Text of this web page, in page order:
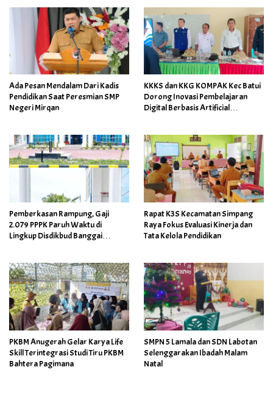
Ada Pesan Mendalam Dari Kadis
Pendidikan Saat Peresmian SMP
Negeri Mirqan
KKKS dan KKG KOMPAK Kec Batui
Dorong Inovasi Pembelajaran
Digital Berbasis Artificial
Pemberkasan Rampung, Gaji
2.079 PPPK Paruh Waktu di
Lingkup Disdikbud Banggai
Rapat K3S Kecamatan Simpang
Raya Fokus Evaluasi Kinerja dan
Tata Kelola Pendidikan
PKBM Anugerah Gelar Karya Life
Skill Terintegrasi Studi Tiru PKBM
Bahtera Pagimana
SMPN 5 Lamala dan SDN Labotan
Selenggarakan Ibadah Malam
Natal